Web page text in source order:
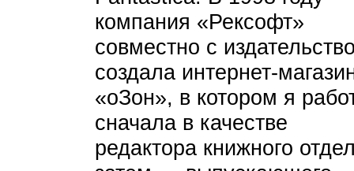
компания «Рексофт»
совместно с
создала интернет-
«оЗон», в котором я
сначала в качестве
редактора книжного